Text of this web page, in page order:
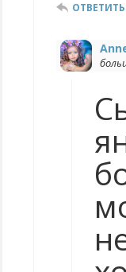
ОТВЕТИТЬ